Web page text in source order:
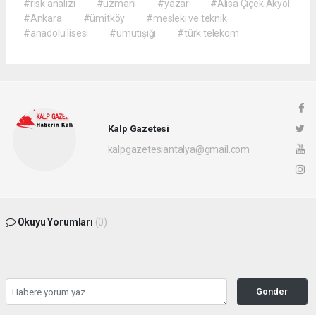
#risk analizi
#uzmanı #yazar
#Alisa Çiçek Akyol
#Ankara
#ümitköy
#mesleki ve teknik
#anadolu lisesi
#umutışığı #türk telekom
Kalp Gazetesi
kalpgazetesiantalya@gmail.com
Okuyu Yorumları (0)
Gonder